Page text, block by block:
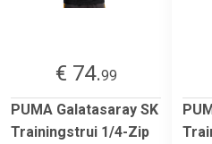
€ 74.99
PUMA Galatasaray SK
Trainingstrui 1/4-Zip